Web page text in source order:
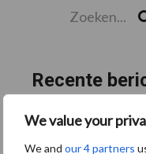
We value your
We and our 4 partners
Recente
“Hoge verwachtingen
Albourgh Tyres breidt